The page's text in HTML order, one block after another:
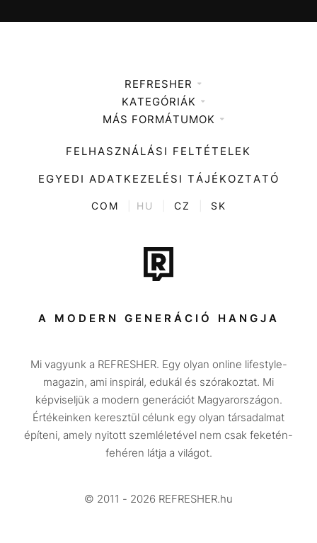
REFRESHER
Médiaajánlat
KATEGÓRIÁK
Zene
Divat
Kultúra
ENTR
Tech-Tudomány
Sport
Társadalom
Utazás
Életmód
Design
Beszélgetések
Videó
MÁS FORMÁTUMOK
FELHASZNÁLÁSI FELTÉTELEK
EGYEDI ADATKEZELÉSI TÁJÉKOZTATÓ
COM HU CZ SK
A MODERN GENERÁCIÓ HANGJA
Mi vagyunk a REFRESHER. Egy olyan online lifestyle-
magazin, ami inspirál, edukál és szórakoztat. Mi
képviseljük a modern generációt Magyarországon.
Értékeinken keresztül célunk egy olyan társadalmat
építeni, amely nyitott szemléletével nem csak feketén-
fehéren látja a világot.
© 2011 - 2026 REFRESHER.hu